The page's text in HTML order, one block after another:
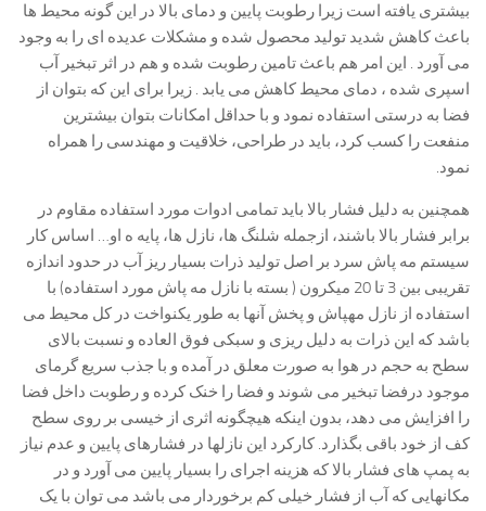
بیشتری یافته است زیرا رطوبت پایین و دمای بالا در این گونه محیط ها
باعث کاهش شدید تولید محصول شده و مشکلات عدیده ای را به وجود
می آورد . این امر هم باعث تامین رطوبت شده و هم در اثر تبخیر آب
اسپری شده ، دمای محیط کاهش می یابد . زیرا برای این که بتوان از
فضا به درستی استفاده نمود و با حداقل امکانات بتوان بیشترین
منفعت را کسب کرد، باید در طراحی، خلاقیت و مهندسی را همراه
نمود.
همچنین به دلیل فشار بالا باید تمامی ادوات مورد استفاده مقاوم در
برابر فشار بالا باشند، ازجمله شلنگ ها، نازل ها، پایه ه او… اساس کار
سیستم مه پاش سرد بر اصل تولید ذرات بسیار ریز آب در حدود اندازه
تقریبی بین 3 تا 20 میکرون ( بسته با نازل مه پاش مورد استفاده) با
استفاده از نازل مهپاش و پخش آنها به طور یکنواخت در کل محیط می
باشد که این ذرات به دلیل ریزی و سبکی فوق العاده و نسبت بالای
سطح به حجم در هوا به صورت معلق در آمده و با جذب سریع گرمای
موجود درفضا تبخیر می شوند و فضا را خنک کرده و رطوبت داخل فضا
را افزایش می دهد، بدون اینکه هیچگونه اثری از خیسی بر روی سطح
کف از خود باقی بگذارد. کارکرد این نازلها در فشارهای پایین و عدم نیاز
به پمپ های فشار بالا که هزینه اجرای را بسیار پایین می آورد و در
مکانهایی که آب از فشار خیلی کم برخوردار می باشد می توان با یک